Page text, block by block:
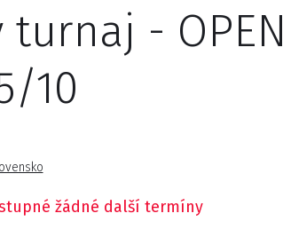
turnaj - OPEN
10
žádné další termíny